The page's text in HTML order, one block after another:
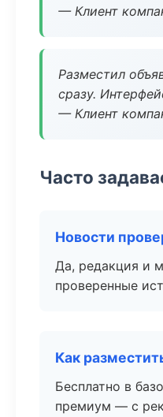
— Клиент
Разместил
сразу.
— Клиент
Часто
Новости
Да, редакция и
проверенные
Как
Бесплатно в
премиум — с